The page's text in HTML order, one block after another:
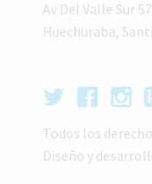
Av Del Valle Sur
Huechuraba,
Todos los
Diseño y